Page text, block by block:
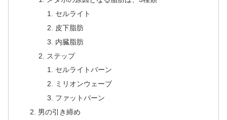
セルライト
皮下脂肪
内臓脂肪
ステップ
セルライトバーン
ミリオンウェーブ
ファットバーン
男の引き締め